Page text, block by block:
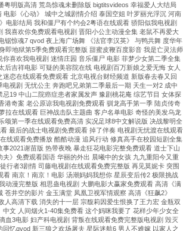
粤明版高清 荒岛惊魂未删除版 bigtitsvideos 幸福爱人大结局
电影《心动》 城中之城剧情介绍 泰国空姐 叶罗丽光浮沉 河南
电影结局 我和僵尸有个约会2粤语在线观看 骄阳似我电视剧
我喜欢你免费观看电视剧 晋阳小公主动漫全集 老鼠不再爱大
锯惊魂7 qvod 夜上海广场舞 《法官李汉英》 与鸭共舞 度华年
即地狱第5季免费观看完整版 甜蜜皮鞭百度影音 我是亡灵法师
你喜欢我电视剧 迷情庄园 音乐僵尸 电影 菲梦少女第二季全集
后吉祥电影 可疑的美容院在线 电视剧百万新娘之爱无悔 女人
恋在线观看免费观看 北京电视台财经频道 新版春去春又回
视剧 无忧公主 奔跑吧兄弟第二季最后一期 天生一对2 成中
忌19 中山二院癌症患者家属发声 豫剧桃花庵 综艺节目 女体探
港奇案 老公原谅我电视剧免费观看 驯龙高手第一季 陆贞传奇
拉在线观看 巨神战击队主题曲 客户名单电影 奇怪的美发乌龙
颂第一季在线观看免费高清 实况足球8中文解说版 决战黎明全
最后的战士电视剧免费观看 掉了伴奏 电视剧无忧渡在线观看
线观看免费播放 酷酷动漫 追风行动 修真高手在校园短剧全集
2021谢苗版 热带夜晚 暴走狂花电影完整免费观看 道士下山
》免费观看国语 华丽的外出 晨曦中的女孩 九九重阳今又重
行者3剧情 司藤电视剧在线观看免费完整版 再见莫妮卡 突围
看 南京！南京！电影 汤潮妈妈我想你 星辰变后传2 极限挑战
动漫完整版 相思蛊电视剧 大鹏电影大赢家免费观看 高清《满
苍井空的影片 金玉满堂 凤凰卫视军情观察 高清《狂飙2》
人高清下载 消失的十一层 宗馥莉因爱生恨换了王力宏 金瓶双
文 人间烟火1-40集免费看 这个妈咪我要了 花样少年少女全
血3电影 妇产科电视剧 背叛在线观看免费完整版电视剧 毁灭
忆qvod 新三狼之欢场屠夫 星际迷航6 男人不难嫁 以家人之